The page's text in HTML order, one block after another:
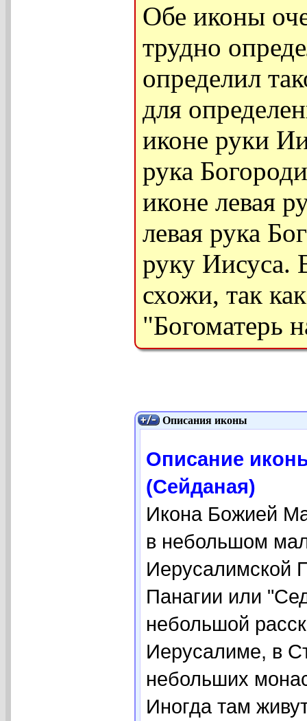
Обе иконы
трудно
определил
для
иконе руки
рука
иконе левая
левая рука
руку Иисуса.
схожи, так
"Богоматерь
Описания иконы
Описание
(Сейданая)
Икона Божией
в небольшом
Иерусалимской
Панагии или
небольшой
Иерусалиме, в
небольших
Иногда там